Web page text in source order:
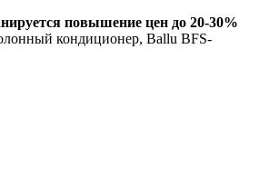
повышение цен до 20-30%
кондиционер, Ballu BFS-